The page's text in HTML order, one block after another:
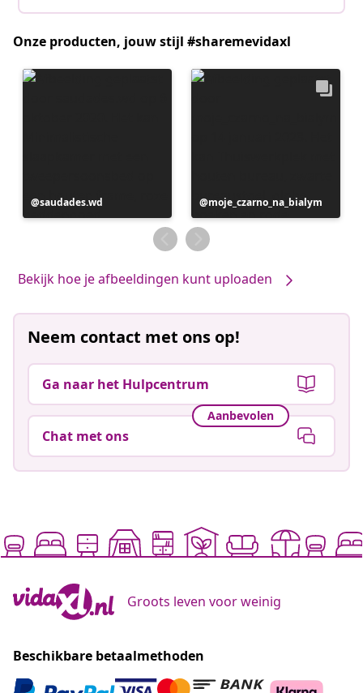
Onze producten, jouw stijl #sharemevidaxl
Bericht
gepubliceerd
saudades.wd
Bericht
gepubliceerd
door
moje_czarno_na_bialym
Bekijk hoe je afbeeldingen kunt uploaden
Neem contact met ons op!
Ga naar het Hulpcentrum
Aanbevolen
Chat met ons
Groots leven voor weinig
Beschikbare betaalmethoden